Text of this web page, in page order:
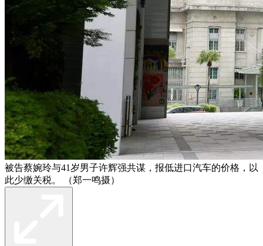
被告蔡婉玲与41岁男子许辉强共谋，报低进口汽车的价格，以
此少缴关税。 （郑一鸣摄）